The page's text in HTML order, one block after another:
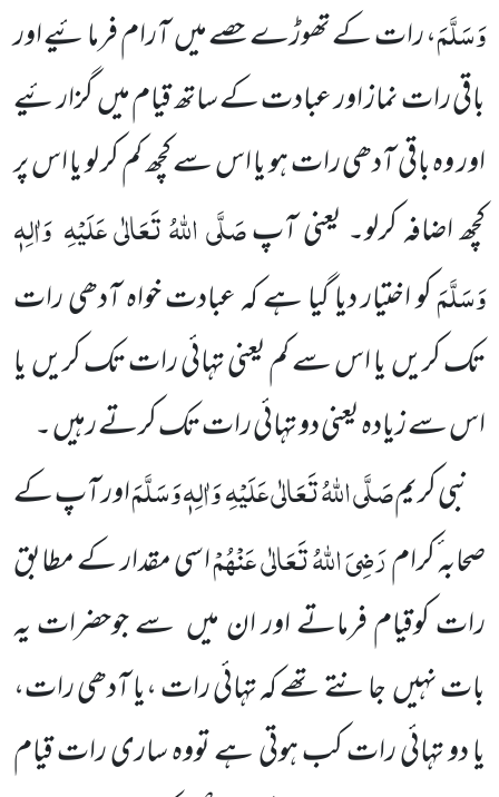
وَسَلَّمَ، رات کے تھوڑے حصے میںآرام فرمائیے اور
باقی رات نماز اور عبادت کے ساتھ قیام میںگزارئیے
اور وہ باقی آدھی رات ہو یا اس سے کچھ کم کر لو یا اسپر
کچھ اضافہ کرلو۔ یعنی آپصَلَّی اللّٰہُ تَعَالٰی عَلَیْہِ وَاٰلِہٖ
وَسَلَّمَکو اختیار دیا گیا ہے کہ عبادتخواہ آدھی رات
تک کریںیا اسسے کم یعنی تہائی رات تک کریںیا
اس سے زیادہ یعنی دو تہائی رات تک کرتے رہیں ۔
نبی کریمصَلَّی اللّٰہُ تَعَالٰی عَلَیْہِوَاٰلِہٖ وَسَلَّمَاور آپ کے
صحابہ ٔکرامرَضِیَ اللّٰہُ تَعَالٰی عَنْہُمْاسی مقدار کے مطابق
رات کوقیام فرماتے اور ان میں سے جوحضرات یہ
بات نہیںجانتے تھے کہ تہائی رات ،یا آدھی رات،
یا دو تہائی رات کب ہوتی ہے تووہ ساری رات قیام